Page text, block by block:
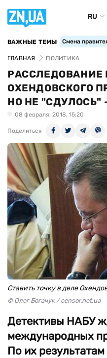
RU
ВАЖНЫЕ ТЕМЫ Смена
ГЛАВНАЯ ПОЛИТИКА
РАССЛЕДОВАНИЕ
ОХЕНДОВСКОГО
НО НЕ "СДУЛОСЬ"
08 февраля, 2018, 15:20
Поделиться
Ставить точку в деле
© Олег Богачук / censor.net.ua
Детективы НАБУ
международных
По их